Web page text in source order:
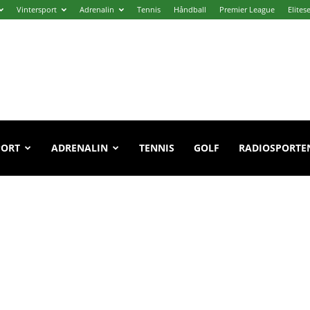
Vintersport Adrenalin Tennis Håndball Premier League
ADRENALIN TENNIS GOLF